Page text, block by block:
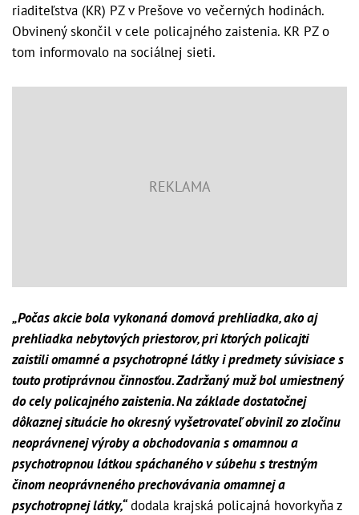
riaditeľstva (KR) PZ v Prešove vo večerných hodinách.
Obvinený skončil v cele policajného zaistenia. KR PZ o
tom informovalo na sociálnej sieti.
„Počas akcie bola vykonaná domová prehliadka, ako aj
prehliadka nebytových priestorov, pri ktorých policajti
zaistili omamné a psychotropné látky i predmety súvisiace s
touto protiprávnou činnosťou. Zadržaný muž bol umiestnený
do cely policajného zaistenia. Na základe dostatočnej
dôkaznej situácie ho okresný vyšetrovateľ obvinil zo zločinu
neoprávnenej výroby a obchodovania s omamnou a
psychotropnou látkou spáchaného v súbehu s trestným
činom neoprávneného prechovávania omamnej a
psychotropnej látky,“dodala krajská policajná hovorkyňa z